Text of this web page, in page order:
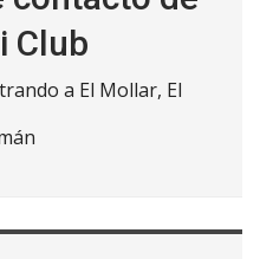
Club
a El Mollar, El